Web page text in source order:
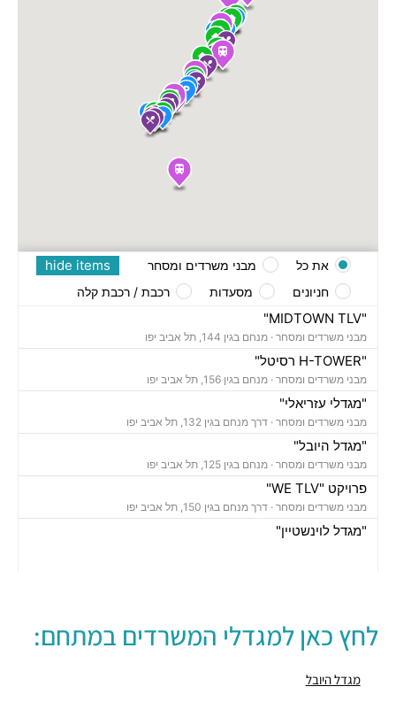
"MIDTOWN TLV"
מבני משרדים ומסחר · מנחם בגין 144, תל אביב יפו
"H-TOWER רסיטל"
מבני משרדים ומסחר · מנחם בגין 156, תל אביב יפו
"מגדלי עזריאלי"
מבני משרדים ומסחר · דרך מנחם בגין 132, תל אביב יפו
"מגדל היובל"
מבני משרדים ומסחר · מנחם בגין 125, תל אביב יפו
פרויקט "WE TLV"
מבני משרדים ומסחר · דרך מנחם בגין 150, תל אביב יפו
"מגדל לוינשטיין"
מבני משרדים ומסחר ·מנחם בגין 52, תל אביב יפו
מבני משרדים ומסחר ·
hide items את כל
מבני משרדים ומסחר
חניונים
מסעדות רכבת / רכבת קלה
לחץ כאן למגדלי המשרדים במתחם:
מגדל היובל